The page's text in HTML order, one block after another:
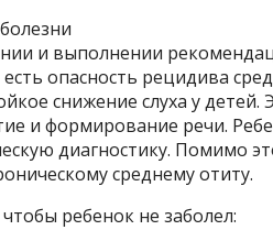
и выполнении
опасность рецидива
снижение слуха у детей.
и формирование речи.
диагностику. Помимо
среднему отиту.
ребенок не заболел: